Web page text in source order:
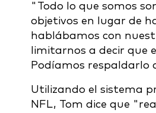
"Todo lo que somos
objetivos en lugar de
hablábamos con
limitarnos a decir que
Podíamos respaldarlo
Utilizando el sistema
NFL, Tom dice que